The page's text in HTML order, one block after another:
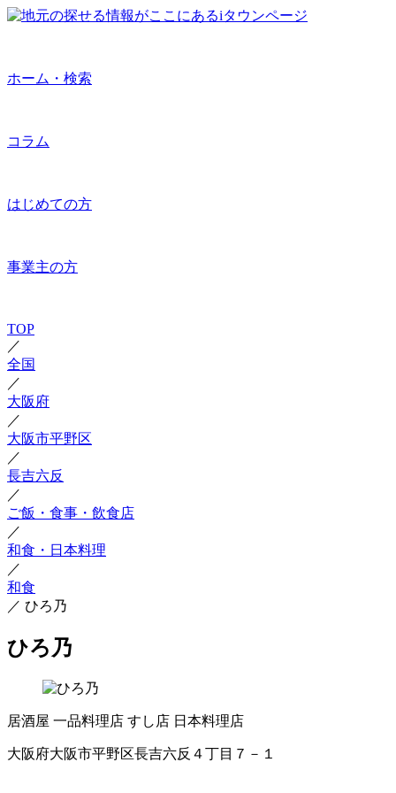
ホーム・検索
コラム
はじめての方
事業主の方
TOP
／
全国
／
大阪府
／
大阪市平野区
／
長吉六反
／
ご飯・食事・飲食店
／
和食・日本料理
／
和食
／ ひろ乃
ひろ乃
居酒屋 一品料理店 すし店 日本料理店
大阪府大阪市平野区長吉六反４丁目７－１